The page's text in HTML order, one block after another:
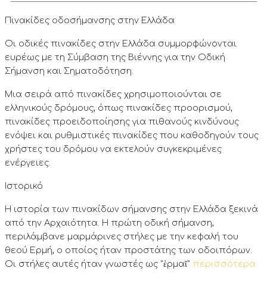
Πινακίδες οδοσήμανσης στην Ελλάδα
Οι οδικές πινακίδες στην Ελλάδα συμμορφώνονται
ευρέως με τη Σύμβαση της Βιέννης για την Οδική
Σήμανση και Σηματοδότηση.
Μια σειρά από πινακίδες χρησιμοποιούνται σε
ελληνικούς δρόμους, όπως πινακίδες προορισμού,
πινακίδες προειδοποίησης για πιθανούς κινδύνους
ενόψει και ρυθμιστικές πινακίδες που καθοδηγούν τους
χρήστες του δρόμου να εκτελούν συγκεκριμένες
ενέργειες.
Ιστορικό
Η ιστορία των πινακίδων σήμανσης στην Ελλάδα ξεκινά
από την Αρχαιότητα. Η πρώτη οδική σήμανση,
περιλάμβανε μαρμάρινες στήλες με την κεφαλή του
θεού Ερμή, ο οποίος ήταν προστάτης των οδοιπόρων.
Οι στήλες αυτές ήταν γνωστές ως "ἑρμαῖ" περισσότερα